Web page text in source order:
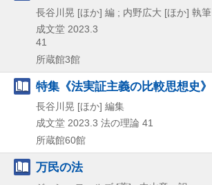
長谷川晃 [ほか] 編 ; 内野広大 [ほか] 執筆
成文堂 2023.3
41
所蔵館3館
特集《法実証主義の比較思想史》
長谷川晃 [ほか] 編集
成文堂 2023.3 法の理論 41
所蔵館60館
万民の法